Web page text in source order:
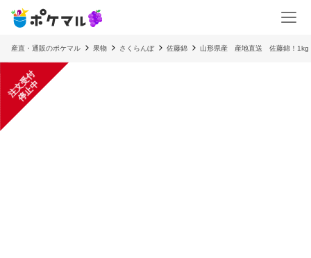
産直・通販のポケマル 果物 さくらんぼ 佐藤錦 山形県産 産地直送 佐藤錦！1kg
注
文
受
付
停
止
中